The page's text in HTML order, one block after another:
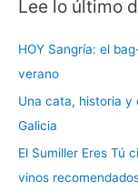
Lee lo último
HOY Sangría: el
verano
Una cata, historia y
Galicia
El Sumiller Eres Tú
vinos
C
t
e
g
o
r
í